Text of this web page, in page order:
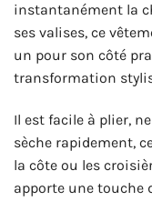
instantanément la
ses valises, ce
un pour son côté
transformation
Il est facile à plier,
sèche rapidement,
la côte ou les
apporte une touche